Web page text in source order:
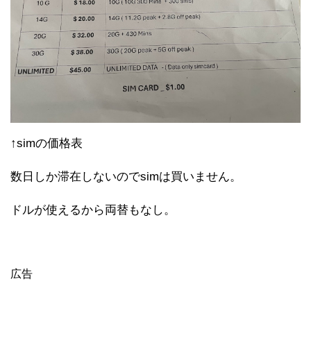
↑simの価格表
数日しか滞在しないのでsimは買いません。
ドルが使えるから両替もなし。
広告